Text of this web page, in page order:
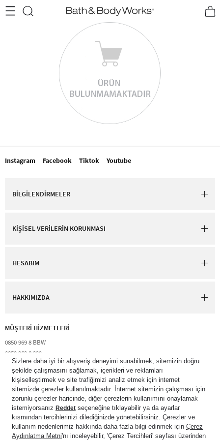
•2200₺ ve Üzeri Kargo Ücretsiz!• *Promosyon Detayları
Instagram Facebook Tiktok Youtube
BİLGİLENDİRMELER
KİŞİSEL VERİLERİN KORUNMASI
HESABIM
HAKKIMIZDA
MÜŞTERİ HİZMETLERİ​
0850 969 8 BBW​
0850 969 8 229​​
destek@bathandbodyworks.com.tr
Resmi tatiller hariç hafta içi 09:00 – 18:00 saatleri arası​
© 2026 Bath & Body Works Direct Inc. Shaya Mağazacılık A.Ş. Franchise
lisansı aracılığıyla işletilen ticari markasıdır. Her hakkı saklıdır.